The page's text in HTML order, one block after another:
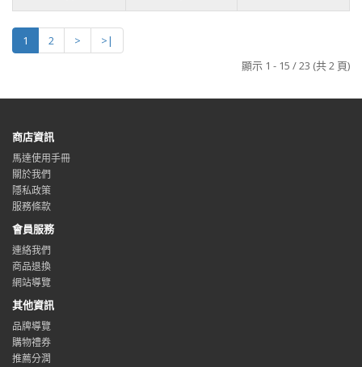
1 2 >
>|
顯示 1 - 15 / 23 (共 2 頁)
商店資訊
馬達使用手冊
關於我們
隱私政策
服務條款
會員服務
連絡我們
商品退換
網站導覽
其他資訊
品牌導覽
購物禮券
推薦分潤